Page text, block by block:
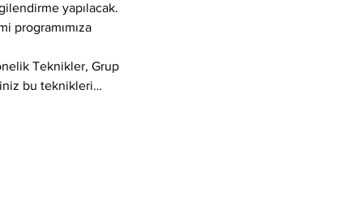
yapılacak.
programımıza
Teknikler, Grup
bu teknikleri…